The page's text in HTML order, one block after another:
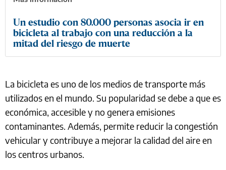
Un estudio con 80.000 personas asocia ir en
bicicleta al trabajo con una reducción a la
mitad del riesgo de muerte
La bicicleta es uno de los medios de transporte más
utilizados en el mundo. Su popularidad se debe a que es
económica, accesible y no genera emisiones
contaminantes. Además, permite reducir la congestión
vehicular y contribuye a mejorar la calidad del aire en
los centros urbanos.